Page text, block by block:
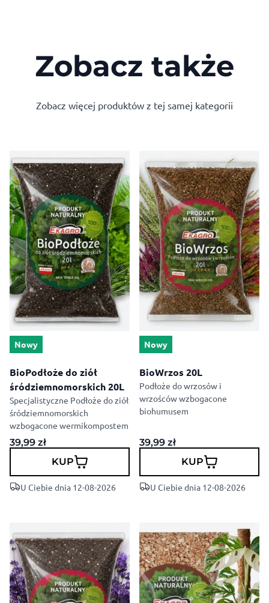
Zobacz także
Zobacz więcej produktów z tej samej kategorii
Nowy
BioPodłoże do ziół
śródziemnomorskich 20L
Specjalistyczne Podłoże do ziół
śródziemnomorskich
wzbogacone wermikompostem
39,99 zł
KUP
U Ciebie dnia 12-08-2026
Nowy
BioWrzos 20L
Podłoże do wrzosów i
wrzośców wzbogacone
biohumusem
39,99 zł
KUP
U Ciebie dnia 12-08-2026